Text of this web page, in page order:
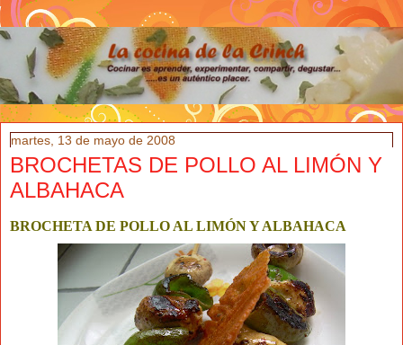
martes, 13 de mayo de 2008
BROCHETAS DE POLLO AL LIMÓN Y
ALBAHACA
BROCHETA DE POLLO AL LIMÓN Y ALBAHACA